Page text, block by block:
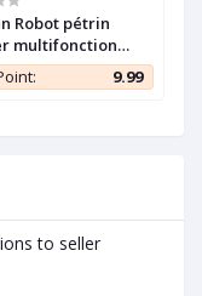
Robot pétrin
multifonction
- Grande capacité
-
9.99
to seller